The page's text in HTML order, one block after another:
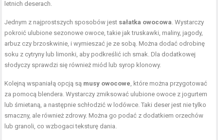
letnich deserach.
Jednym z najprostszych sposobów jest sałatka owocowa . Wystarczy
pokroić ulubione sezonowe owoce, takie jak truskawki, maliny, jagody,
arbuz czy brzoskwinie, i wymieszać je ze sobą. Można dodać odrobinę
soku z cytryny lub limonki, aby podkreślić ich smak. Dla dodatkowej
słodyczy sprawdzi się również miód lub syrop klonowy.
Kolejną wspaniałą opcją są musy owocowe , które można przygotować
za pomocą blendera. Wystarczy zmiksować ulubione owoce z jogurtem
lub śmietaną, a następnie schłodzić w lodówce. Taki deser jest nie tylko
smaczny, ale również zdrowy. Można go podać z dodatkiem orzechów
lub granoli, co wzbogaci teksturę dania.